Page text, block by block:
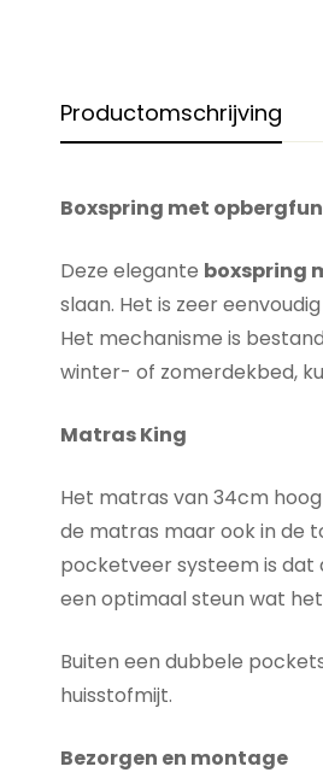
Productomschrijving
Boxspring met
Deze elegante boxspring
slaan. Het is zeer
Het mechanisme is
winter- of zomerdekbed,
Matras King
Het matras van 34cm
de matras maar ook in de
pocketveer systeem is dat
een optimaal steun wat
Buiten een dubbele
huisstofmijt.
Bezorgen en montage